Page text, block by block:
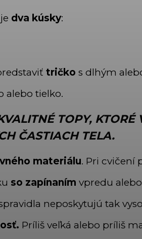
dva kúsky:
tričko s dlhým
alebo tielko.
TOPY, KTORÉ
ČASTIACH TELA.
materiálu. Pri cvičení
so zapínaním vpredu
neposkytujú tak
Príliš veľká alebo príliš